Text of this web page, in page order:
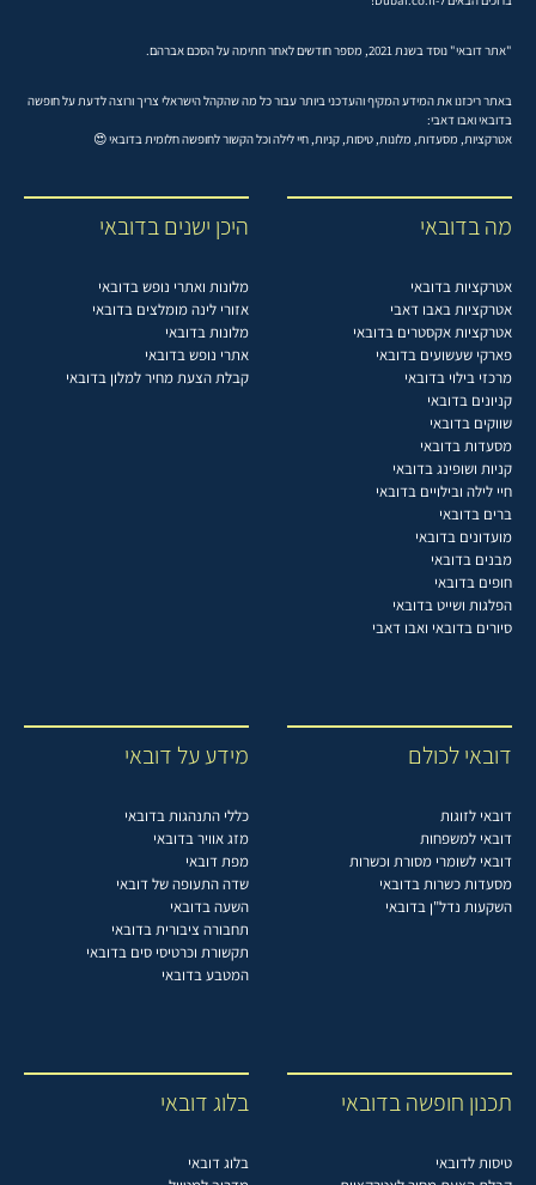
"אתר דובאי" נוסד בשנת 2021, מספר חודשים לאחר חתימה על הסכם אברהם.
באתר ריכזנו את המידע המקיף והעדכני ביותר עבור כל מה שהקהל הישראלי צריך ורוצה לדעת על חופשה
בדובאי ואבו דאבי:
אטרקציות, מסעדות, מלונות, טיסות, קניות, חיי לילה וכל הקשור לחופשה חלומית בדובאי 😍
מה בדובאי
אטרקציות בדובאי
אטרקציות באבו דאבי
אטרקציות אקסטרים בדובאי
פארקי שעשועים בדובאי
מרכזי בילוי בדובאי
קניונים בדובאי
שווקים בדובאי
מסעדות בדובאי
קניות ושופינג בדובאי
חיי לילה ובילויים בדובאי
ברים בדובאי
מועדונים בדובאי
מבנים בדובאי
חופים בדובאי
הפלגות ושייט בדובאי
סיורים בדובאי ואבו דאבי
היכן ישנים בדובאי
מלונות ואתרי נופש בדובאי
אזורי לינה מומלצים בדובאי
מלונות בדובאי
אתרי נופש בדובאי
קבלת הצעת מחיר למלון בדובאי
דובאי לכולם
דובאי לזוגות
דובאי למשפחות
דובאי לשומרי מסורת וכשרות
מסעדות כשרות בדובאי
השקעות נדל"ן בדובאי
מידע על דובאי
כללי התנהגות בדובאי
מזג אוויר בדובאי
מפת דובאי
שדה התעופה של דובאי
השעה בדובאי
תחבורה ציבורית בדובאי
תקשורת וכרטיסי סים בדובאי
המטבע בדובאי
תכנון חופשה בדובאי
טיסות לדובאי
בלוג דובאי
בלוג דובאי